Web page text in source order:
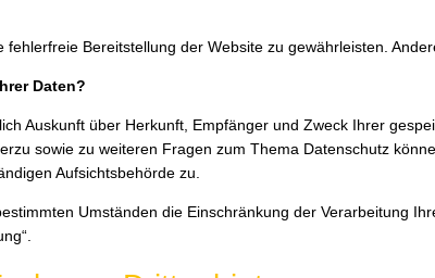
Bereitstellung der Website zu gewährleisten.
Daten?
Auskunft über Herkunft, Empfänger und Zweck Ihrer
sowie zu weiteren Fragen zum Thema Datenschutz
Aufsichtsbehörde zu.
Umständen die Einschränkung der Verarbeitung